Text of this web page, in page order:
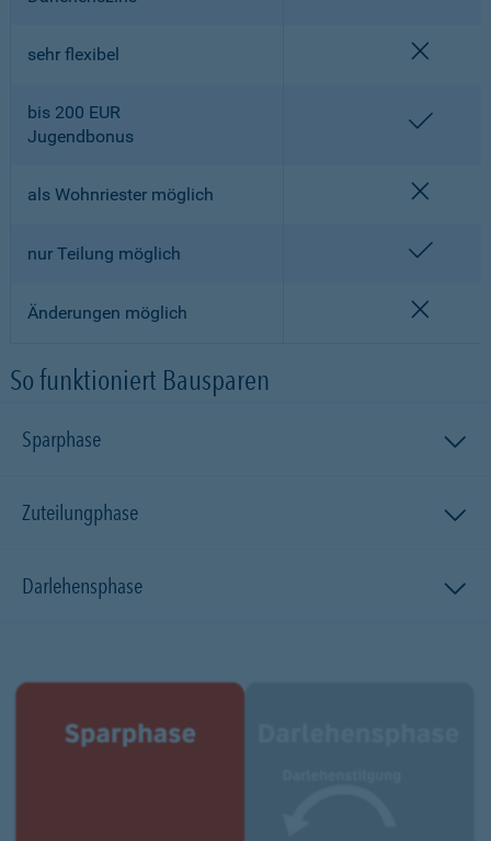
sehr flexibel
bis 200 EUR
Jugendbonus
als Wohnriester möglich
nur Teilung möglich
Änderungen möglich
So funktioniert Bausparen
Sparphase
Zuteilungphase
Darlehensphase